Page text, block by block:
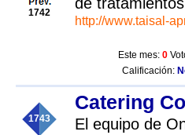
1742
http://www.taisal-
Este mes: 0
Calificación:
1743
Catering
El equipo de